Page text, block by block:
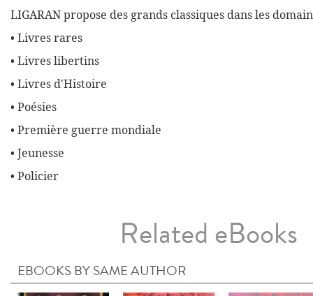
LIGARAN propose des grands classiques dans les
• Livres rares
• Livres libertins
• Livres d'Histoire
• Poésies
• Première guerre mondiale
• Jeunesse
• Policier
Related eBooks
EBOOKS BY SAME AUTHOR